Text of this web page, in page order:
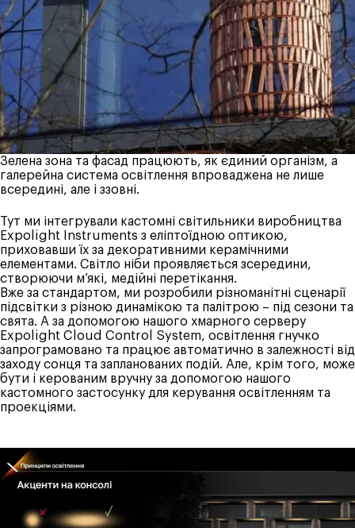
Зелена зона та фасад працюють, як єдиний організм, а
галерейна система освітлення впроваджена не лише
всередині, але і ззовні.
Тут ми інтегрували кастомні світильники виробництва
Expolight Instruments з еліптоїдною оптикою,
приховавши їх за декоративними керамічними
елементами. Світло ніби проявляється зсередини,
створюючи м’які, медійні перетікання.
Вже за стандартом, ми розробили різноманітні сценарії
підсвітки з різною динамікою та палітрою – під сезони та
свята. А за допомогою нашого хмарного серверу
Expolight Cloud Control System, освітлення гнучко
запрограмовано та працює автоматично в залежності від
заходу сонця та запланованих подій. Але, крім того, може
бути і керованим вручну за допомогою нашого
кастомного застосунку для керування освітленням та
проекціями.